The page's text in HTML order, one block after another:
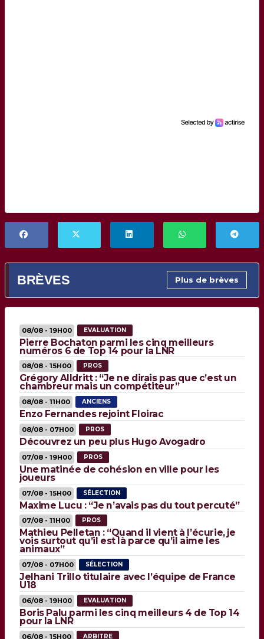
BRÈVES Plus de brèves
08/08 - 19H00 EVALUATION
Pierre Bochaton parmi les cinq meilleurs
numéros 6 de Top 14 pour la LNR
08/08 - 15H00 PROS
Grégory Alldritt : “Je ne dirais pas que c’est un
chambreur mais un compétiteur”
08/08 - 11H00 ANCIENS
Enzo Fernandes rejoint Floirac
08/08 - 07H00 PROS
Découvrez un peu plus Hugo Avogadro
07/08 - 19H00 PROS
Une matinée de cohésion en ville pour les
joueurs
07/08 - 15H00 SÉLECTION
Maxime Lucu : “Je n’avais pas du tout percuté”
07/08 - 11H00 PROS
Mathieu Pelletan : “Quand il vient à l’écurie, je
vois surtout qu’il est là parce qu’il aime les
animaux”
07/08 - 07H00 SÉLECTION
Jelhani Trillo titulaire avec l’équipe de France
U18
06/08 - 19H00 EVALUATION
Boris Palu parmi les cinq meilleurs 4 de Top 14
pour la LNR
06/08 - 15H00 ARBITRE